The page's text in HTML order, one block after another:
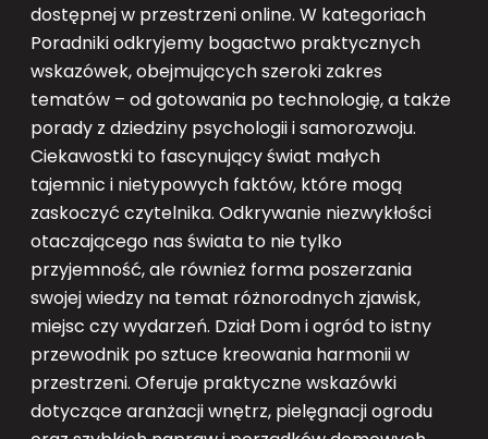
dostępnej w przestrzeni online. W kategoriach
Poradniki odkryjemy bogactwo praktycznych
wskazówek, obejmujących szeroki zakres
tematów – od gotowania po technologię, a także
porady z dziedziny psychologii i samorozwoju.
Ciekawostki to fascynujący świat małych
tajemnic i nietypowych faktów, które mogą
zaskoczyć czytelnika. Odkrywanie niezwykłości
otaczającego nas świata to nie tylko
przyjemność, ale również forma poszerzania
swojej wiedzy na temat różnorodnych zjawisk,
miejsc czy wydarzeń. Dział Dom i ogród to istny
przewodnik po sztuce kreowania harmonii w
przestrzeni. Oferuje praktyczne wskazówki
dotyczące aranżacji wnętrz, pielęgnacji ogrodu